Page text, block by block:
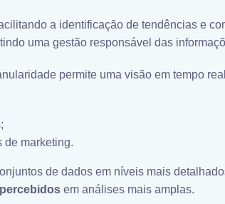
a identificação de tendências e
uma gestão responsável das
permite uma visão em tempo
de marketing.
de dados em níveis mais
em análises mais amplas.